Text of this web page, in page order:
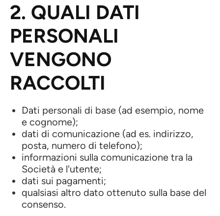
2. QUALI DATI
PERSONALI
VENGONO
RACCOLTI
Dati personali di base (ad esempio, nome
e cognome);
dati di comunicazione (ad es. indirizzo,
posta, numero di telefono);
informazioni sulla comunicazione tra la
Società e l'utente;
dati sui pagamenti;
qualsiasi altro dato ottenuto sulla base del
consenso.